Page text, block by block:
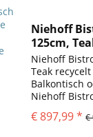
Niehoff
125cm,
Niehoff
Teak
Balkontisch
Niehoff
Teak
Wahl. Der
€ 897,99 * €